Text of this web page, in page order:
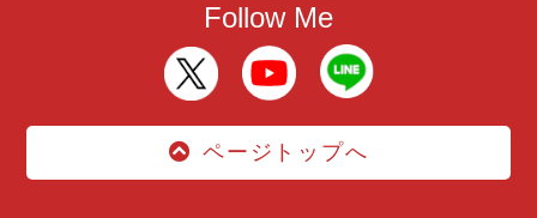
Follow Me
ページトップへ